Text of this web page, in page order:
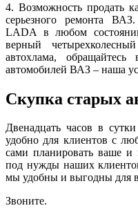
4. Возможность продать
серьезного ремонта
LADA в любом
верный
автохлама,
автомобилей ВАЗ – наша
Скупка старых
Двенадцать часов в
удобно для клиентов с
сами планировать ваше
под нужды наших
мы удобны и выгодны для
Звоните.